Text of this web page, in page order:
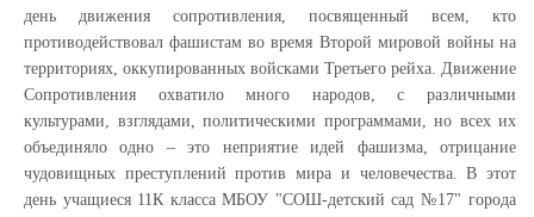
день движения сопротивления, посвященный всем, кто
противодействовал фашистам во время Второй мировой войны на
территориях, оккупированных войсками Третьего рейха. Движение
Сопротивления охватило много народов, с различными
культурами, взглядами, политическими программами, но всех их
объединяло одно ‒ это неприятие идей фашизма, отрицание
чудовищных преступлений против мира и человечества. В этот
день учащиеся 11К класса МБОУ "СОШ-детский сад №17" города